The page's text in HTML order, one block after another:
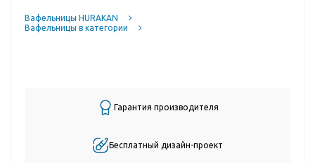
Вафельницы HURAKAN
Вафельницы в категории
Гарантия производителя
Бесплатный дизайн-проект